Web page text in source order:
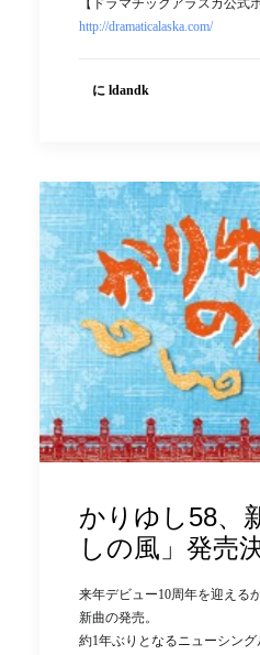
http://dramaticalaska.com/
に ldandk
かりゆし58、
しの風」発売
来年デビュー10周年を迎える
新曲の発売。
約1年ぶりとなるニューシン